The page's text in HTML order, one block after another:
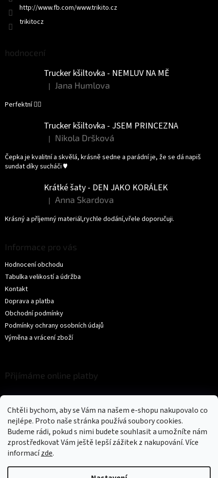
Chtěli bychom, aby se Vám na našem e-shopu nakupovalo co
nejlépe. Proto naše stránka používá soubory cookies.
Budeme rádi, pokud s nimi budete souhlasit a umožníte nám
zprostředkovat Vám ještě lepší zážitek z nakupování.Více
informacízde.
http://www.fb.com/www.trikito.cz
trikitocz
hodnocení
Trucker kšiltovka - NEMLUV NA MĚ
Hodnocení produktu je 5 z 5 hvězdiček.
| Jana Humlova
Perfektní 👌🏻
Trucker kšiltovka - JSEM PRINCEZNA
Hodnocení produktu je 5 z 5 hvězdiček.
| Nikola Dršková
Čepka je kvalitní a skvělá, krásně sedne a parádní je, že se dá napiš
sundat díky sucháči ♥️
Krátké šaty - DEN JAKO KORÁLEK
Hodnocení produktu je 5 z 5 hvězdiček.
| Anna Skardova
Krásný a příjemný materiál,rychle dodání,vřele doporučuji.
Informace pro vás
Hodnocení obchodu
Tabulka velikostí a údržba
Kontakt
Doprava a platba
Obchodní podmínky
Podmínky ochrany osobních údajů
Výměna a vrácení zboží
Přijímáme online platby
Vytvořil Shoptet
. Všechna práva vyhrazena.